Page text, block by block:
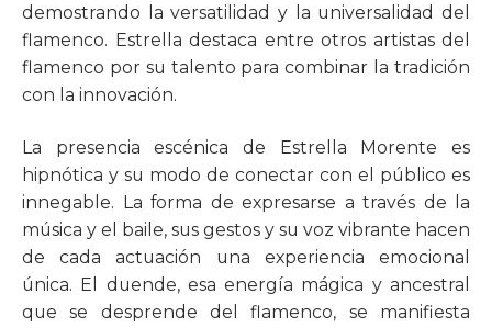
demostrando la versatilidad y la universalidad del
flamenco. Estrella destaca entre otros artistas del
flamenco por su talento para combinar la tradición
con la innovación.
La presencia escénica de Estrella Morente es
hipnótica y su modo de conectar con el público es
innegable. La forma de expresarse a través de la
música y el baile, sus gestos y su voz vibrante hacen
de cada actuación una experiencia emocional
única. El duende, esa energía mágica y ancestral
que se desprende del flamenco, se manifiesta